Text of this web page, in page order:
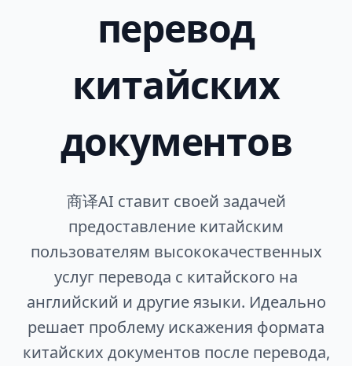
перевод
китайских
документов
商译AI ставит своей задачей
предоставление китайским
пользователям высококачественных
услуг перевода с китайского на
английский и другие языки. Идеально
решает проблему искажения формата
китайских документов после перевода,